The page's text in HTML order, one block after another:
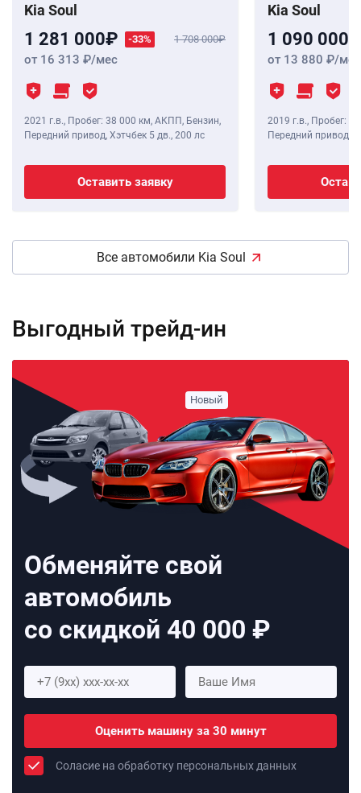
Kia Soul
1 281 000 -33% 1 708 000
от 16 313 /мес
2021 г.в., Пробег: 38 000 км, АКПП, Бензин,
Передний привод, Хэтчбек 5 дв., 200 лс
Оставить заявку
Kia Soul
1 090 000
от 13 880 /мес
2019 г.в., Пробег:
Передний привод,
Все автомобили Kia Soul
Выгодный трейд-ин
Обменяйте свой
автомобиль
со скидкой 40 000 ₽
Оценить машину за 30 минут
Соласие на обработку персональных данных